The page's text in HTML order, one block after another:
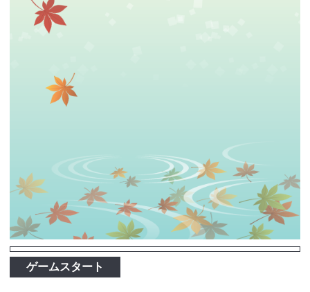
ゲームスタート